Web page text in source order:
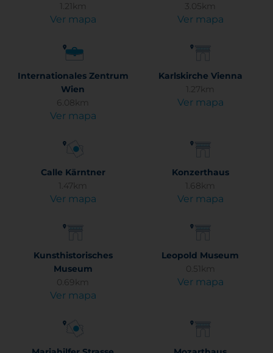
1.21km
Ver mapa
3.05km
Ver mapa
Internationales Zentrum
Wien
6.08km
Ver mapa
Karlskirche Vienna
1.27km
Ver mapa
Calle Kärntner
1.47km
Ver mapa
Konzerthaus
1.68km
Ver mapa
Kunsthistorisches
Museum
0.69km
Ver mapa
Leopold Museum
0.51km
Ver mapa